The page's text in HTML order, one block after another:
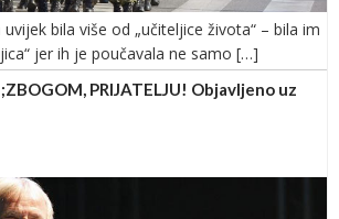
bila više od „učiteljice života“ – bila im
jer ih je poučavala ne samo […]
;ZBOGOM, PRIJATELJU! Objavljeno uz